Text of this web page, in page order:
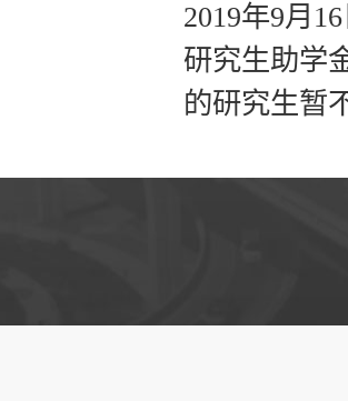
2019年9月
研究生助学
的研究生暂